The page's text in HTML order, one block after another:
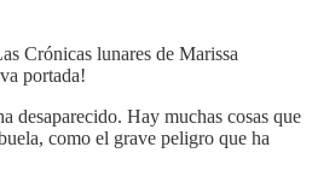
Crónicas lunares de Marissa
portada!
desaparecido. Hay muchas cosas que
como el grave peligro que ha